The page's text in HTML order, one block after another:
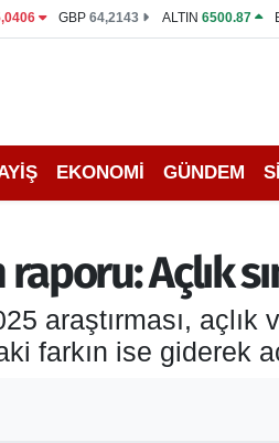
GBP64,2143 ALTIN 6500.87
EKONOMİ GÜNDEM
Açlık
araştırması,
farkın ise giderek